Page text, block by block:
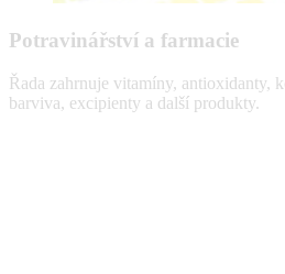
Potravinářství a farmacie
Řada zahrnuje vitamíny, antioxidanty,
barviva, excipienty a další produkty.